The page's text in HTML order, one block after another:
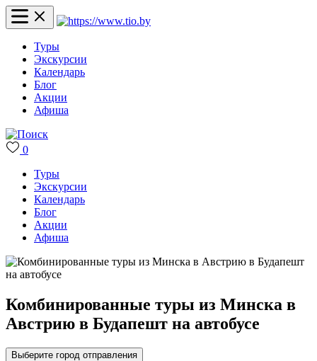
Туры
Экскурсии
Календарь
Блог
Акции
Афиша
0
Туры
Экскурсии
Календарь
Блог
Акции
Афиша
Комбинированные туры из Минска в
Австрию в Будапешт на автобусе
Выберите город отправления